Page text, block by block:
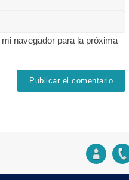
navegador para la próxima